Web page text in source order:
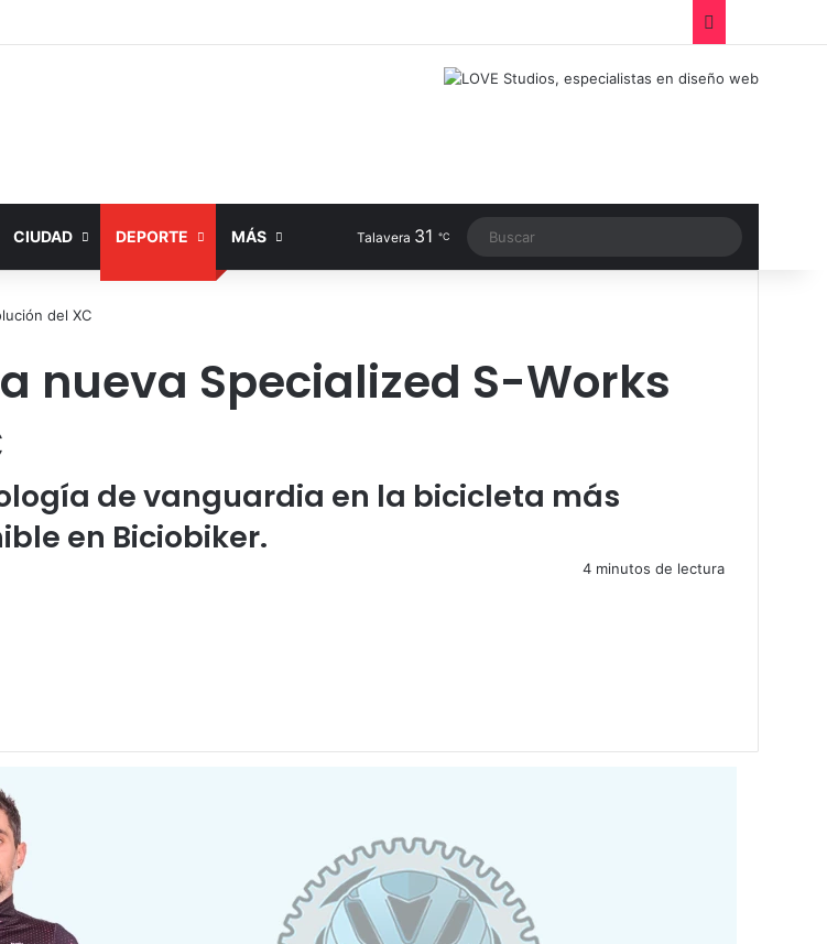
Instagram
TikTok
CIUDAD DEPORTE MÁS Talavera 31 ℃
del XC
nueva Specialized S-Works
de vanguardia en la bicicleta más
en Biciobiker.
4 minutos de lectura